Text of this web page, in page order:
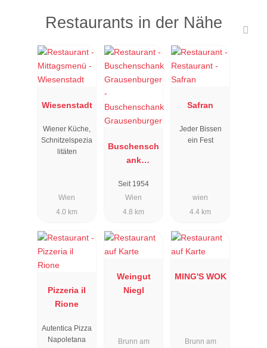
Restaurants in der Nähe
Wiesenstadt
Wiener Küche,
Schnitzelspezia
litäten
Wien
4.0 km
Buschensch
ank
ger
Seit 1954
Wien
4.8 km
Safran
Jeder Bissen
ein Fest
wien
4.4 km
Pizzeria il
Rione
Autentica Pizza
Napoletana
Weingut
Niegl
Brunn am
MING'S WOK
Brunn am